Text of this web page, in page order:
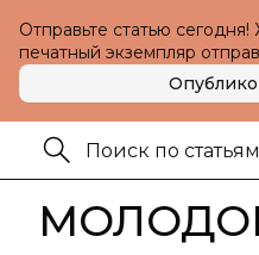
Отправьте статью
печатный экземпляр